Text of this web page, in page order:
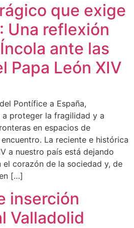
que exige
Una reflexión
ante las
Papa León XIV
Pontífice a España,
a proteger la fragilidad y a
en espacios de
La reciente e histórica
a nuestro país está dejando
el corazón de la sociedad y, de
[…]
inserción
Valladolid